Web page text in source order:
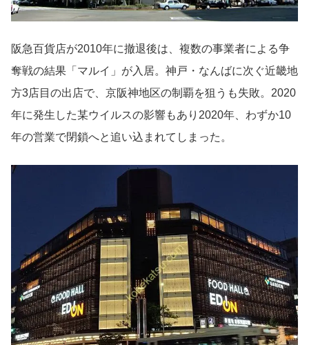
阪急百貨店が2010年に撤退後は、複数の事業者による争
奪戦の結果「マルイ」が入居。神戸・なんばに次ぐ近畿地
方3店目の出店で、京阪神地区の制覇を狙うも失敗。2020
年に発生した某ウイルスの影響もあり2020年、わずか10
年の営業で閉鎖へと追い込まれてしまった。